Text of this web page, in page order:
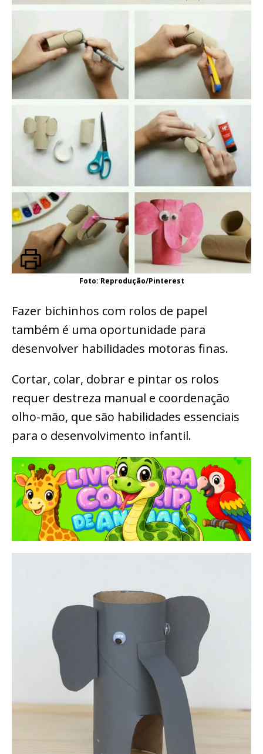
Foto: Reprodução/Pinterest
Fazer bichinhos com rolos de papel
também é uma oportunidade para
desenvolver habilidades motoras finas.
Cortar, colar, dobrar e pintar os rolos
requer destreza manual e coordenação
olho-mão, que são habilidades essenciais
para o desenvolvimento infantil.